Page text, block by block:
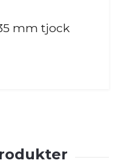
mm tjock